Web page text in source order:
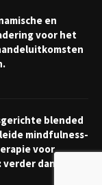
en
voor het
blended
mindfulness-
voor
verder dan